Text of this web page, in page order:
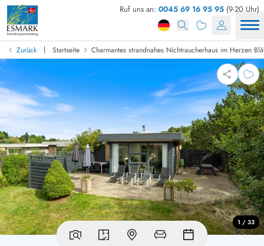
Ruf uns an: 0045 69 16 95 95 (9-20 Uhr)
Zurück | Startseite Charmantes strandnahes Nichtraucherhaus im Herzen
1 / 33